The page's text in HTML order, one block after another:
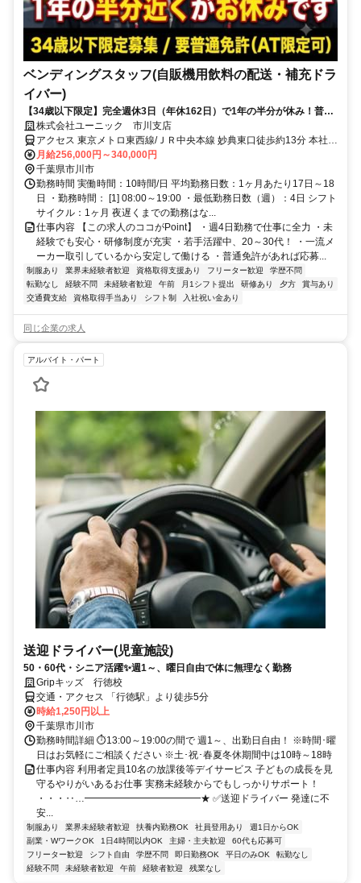
ベンディングスタッフ(自販機用飲料の配送・補充ドラ
イバー)
【34歳以下限定】完全週休3日（年休162日）で1年の半分が休み！普通
免許があれば9割が未経験スタート。夜勤なしのルート配送です！
株式会社ユーニック 市川支店
アクセス 東京メトロ東西線/ＪＲ中央本線 妙典東口徒歩約13分 本社所
在地：東京都江東区亀戸2-22-17 日本生命亀戸ビル3F
月給256,000円～340,000円
千葉県市川市
勤務時間 実働時間：10時間/日 平均勤務日数：1ヶ月あたり17日～18
日 ・勤務時間： [1] 08:00～19:00 ・最低勤務日数（週）：4日 シフト
サイクル：1ヶ月 夜遅くまでの勤務はな...
仕事内容 【この求人のココがPoint】 ・週4日勤務で仕事に全力 ・未
経験でも安心・研修制度が充実 ・若手活躍中、20～30代！ ・一流メ
ーカー取引しているから安定して働ける ・普通免許があれば応募...
制服あり 業界未経験者歓迎 資格取得支援あり フリーター歓迎
学歴不問
転勤なし
経験不問 未経験者歓迎 午前 月1シフト提出 研修あり 夕方
賞与あり
交通費支給
資格取得手当あり シフト制 入社祝い金あり
同じ企業の求人
アルバイト・パート
送迎ドライバー(児童施設)
50・60代・シニア活躍✨週1～、曜日自由で体に無理なく勤務
Gripキッズ 行徳校
交通・アクセス 「行徳駅」より徒歩5分
時給1,250円以上
千葉県市川市
勤務時間詳細 ⏱13:00～19:00の間で 週1～、出勤日自由！ ※時間･曜
日はお気軽にご相談ください ※土･祝･春夏冬休期間中は10時～18時
仕事内容 利用者定員10名の放課後等デイサービス 子どもの成長を見
守るやりがいあるお仕事 実務未経験からでもしっかりサポート！
・・・‥…━━━━━━━━━━━━★ ✅送迎ドライバー 発達に不
安...
制服あり 業界未経験者歓迎 扶養内勤務OK 社員登用あり
週1日からOK
副業・WワークOK
1日4時間以内OK 主婦・主夫歓迎
60代も応募可
フリーター歓迎
シフト自由 学歴不問 即日勤務OK 平日のみOK
転勤なし
経験不問
未経験者歓迎 午前 経験者歓迎 残業なし